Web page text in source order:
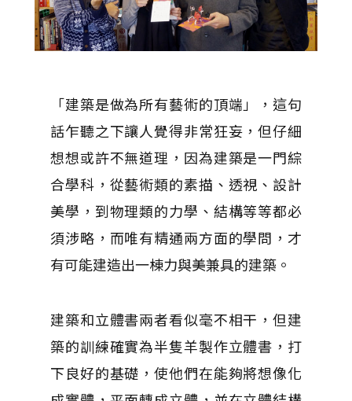
「建築是做為所有藝術的頂端」，這句
話乍聽之下讓人覺得非常狂妄，但仔細
想想或許不無道理，因為建築是一門綜
合學科，從藝術類的素描、透視、設計
美學，到物理類的力學、結構等等都必
須涉略，而唯有精通兩方面的學問，才
有可能建造出一棟力與美兼具的建築。
建築和立體書兩者看似毫不相干，但建
築的訓練確實為半隻羊製作立體書，打
下良好的基礎，使他們在能夠將想像化